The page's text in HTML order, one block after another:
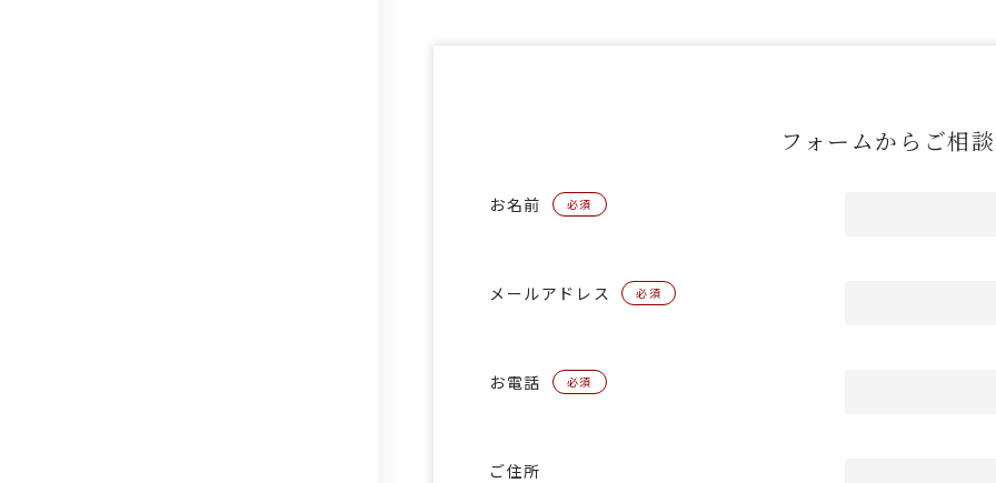
フォームからご相
お名前 必須
メールアドレス 必須
お電話 必須
ご住所